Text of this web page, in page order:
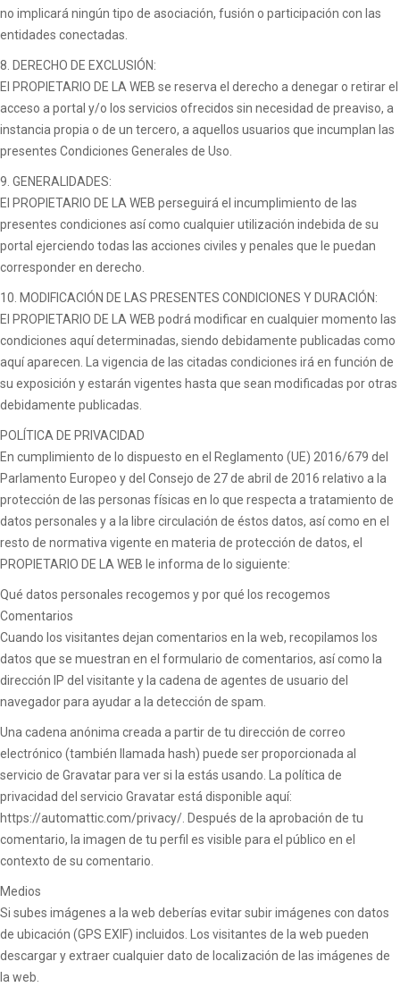
no implicará ningún tipo de asociación, fusión o participación con las
entidades conectadas.
8. DERECHO DE EXCLUSIÓN:
El PROPIETARIO DE LA WEB se reserva el derecho a denegar o retirar el
acceso a portal y/o los servicios ofrecidos sin necesidad de preaviso, a
instancia propia o de un tercero, a aquellos usuarios que incumplan las
presentes Condiciones Generales de Uso.
9. GENERALIDADES:
El PROPIETARIO DE LA WEB perseguirá el incumplimiento de las
presentes condiciones así como cualquier utilización indebida de su
portal ejerciendo todas las acciones civiles y penales que le puedan
corresponder en derecho.
10. MODIFICACIÓN DE LAS PRESENTES CONDICIONES Y DURACIÓN:
El PROPIETARIO DE LA WEB podrá modificar en cualquier momento las
condiciones aquí determinadas, siendo debidamente publicadas como
aquí aparecen. La vigencia de las citadas condiciones irá en función de
su exposición y estarán vigentes hasta que sean modificadas por otras
debidamente publicadas.
POLÍTICA DE PRIVACIDAD
En cumplimiento de lo dispuesto en el Reglamento (UE) 2016/679 del
Parlamento Europeo y del Consejo de 27 de abril de 2016 relativo a la
protección de las personas físicas en lo que respecta a tratamiento de
datos personales y a la libre circulación de éstos datos, así como en el
resto de normativa vigente en materia de protección de datos, el
PROPIETARIO DE LA WEB le informa de lo siguiente:
Qué datos personales recogemos y por qué los recogemos
Comentarios
Cuando los visitantes dejan comentarios en la web, recopilamos los
datos que se muestran en el formulario de comentarios, así como la
dirección IP del visitante y la cadena de agentes de usuario del
navegador para ayudar a la detección de spam.
Una cadena anónima creada a partir de tu dirección de correo
electrónico (también llamada hash) puede ser proporcionada al
servicio de Gravatar para ver si la estás usando. La política de
privacidad del servicio Gravatar está disponible aquí:
https://automattic.com/privacy/. Después de la aprobación de tu
comentario, la imagen de tu perfil es visible para el público en el
contexto de su comentario.
Medios
Si subes imágenes a la web deberías evitar subir imágenes con datos
de ubicación (GPS EXIF) incluidos. Los visitantes de la web pueden
descargar y extraer cualquier dato de localización de las imágenes de
la web.